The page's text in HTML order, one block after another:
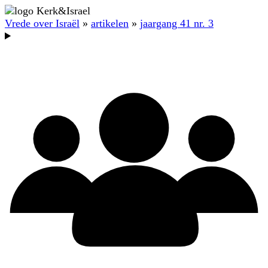
Vrede over Israël » artikelen » jaargang 41 nr. 3